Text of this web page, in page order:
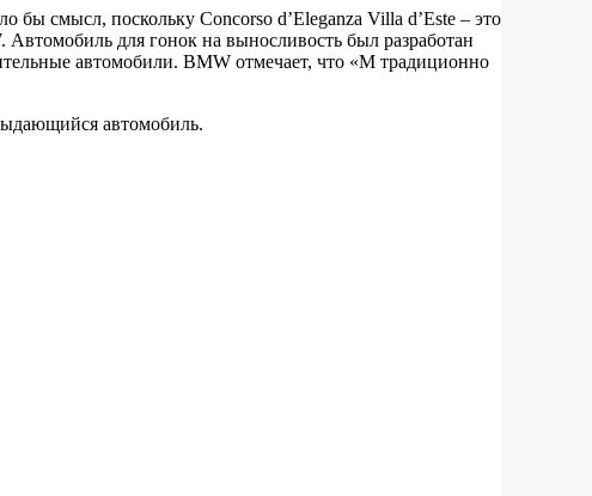
бы смысл, поскольку Concorso d’Eleganza Villa d’Este – это
для гонок на выносливость был разработан
автомобили. BMW отмечает, что «M традиционно
автомобиль.